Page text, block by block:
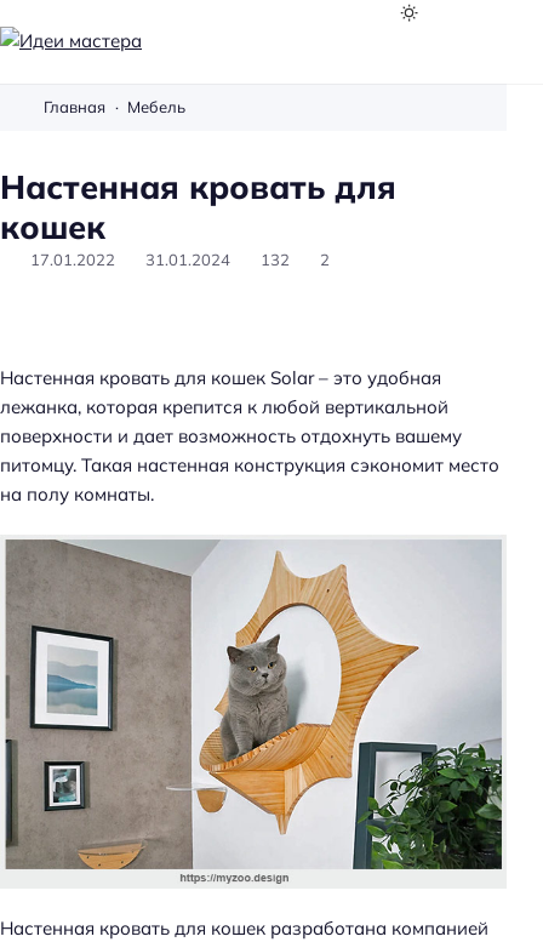
м
с
Главная Мебель
Настенная кровать для
кошек
17.01.2022 31.01.2024 132 2
Настенная кровать для кошек Solar – это удобная
лежанка, которая крепится к любой вертикальной
поверхности и дает возможность отдохнуть вашему
питомцу. Такая настенная конструкция сэкономит место
на полу комнаты.
Настенная кровать для кошек разработана компанией